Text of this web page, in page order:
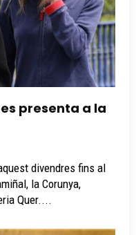
presenta a la
la Corunya,
Quer....